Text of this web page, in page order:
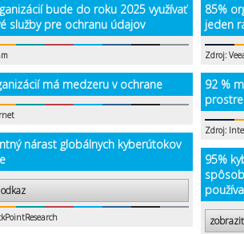
bude do roku 2025 využívať
služby pre ochranu údajov
má medzeru v ochrane
nárast globálnych kyberútokov
85%
jeden
Zdroj:
92 %
Zdroj:
95%